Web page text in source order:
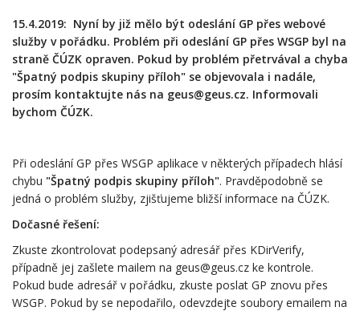
15.4.2019: Nyní by již mělo být odeslání GP přes webové
služby v pořádku. Problém při odeslání GP přes WSGP byl na
straně ČÚZK opraven. Pokud by problém přetrvával a chyba
"Špatný podpis skupiny příloh" se objevovala i nadále,
prosím kontaktujte nás na geus@geus.cz. Informovali
bychom ČÚZK.
Při odeslání GP přes WSGP aplikace v některých případech hlásí
chybu "Špatný podpis skupiny příloh". Pravděpodobně se
jedná o problém služby, zjišťujeme bližší informace na ČÚZK.
Dočasné řešení:
Zkuste zkontrolovat podepsaný adresář přes KDirVerify,
případně jej zašlete mailem na geus@geus.cz ke kontrole.
Pokud bude adresář v pořádku, zkuste poslat GP znovu přes
WSGP. Pokud by se nepodařilo, odevzdejte soubory emailem na